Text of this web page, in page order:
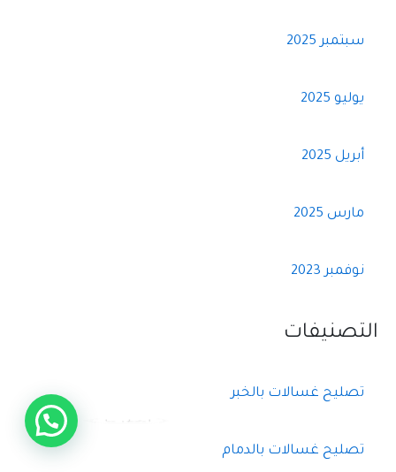
سبتمبر 2025
يوليو 2025
أبريل 2025
مارس 2025
نوفمبر 2023
التصنيفات
تصليح غسالات بالخبر
تصليح غسالات بالدمام
اتصل بنا